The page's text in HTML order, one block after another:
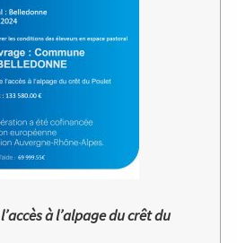
à l’alpage du crêt du